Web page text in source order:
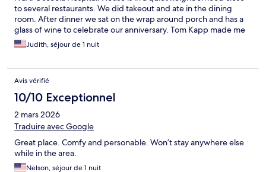
to several restaurants. We did takeout and ate in the dining
room. After dinner we sat on the wrap around porch and has a
glass of wine to celebrate our anniversary. Tom Kapp made me
breakfast the next morning and sat and had breakfast with me
and visited. A short but lovely experience.
Judith, séjour de 1 nuit
Avis vérifié
10/10 Exceptionnel
2 mars 2026
Traduire avec Google
Great place. Comfy and personable. Won’t stay anywhere else
while in the area.
Nelson, séjour de 1 nuit